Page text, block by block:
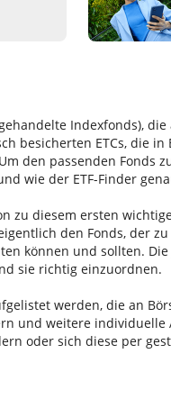
Indexfonds),
besicherten ETCs, die
den passenden Fonds
wie der ETF-Finder
zu diesem ersten
den Fonds, der
können und sollten.
sie richtig einzuordnen.
werden, die an
und weitere individuelle
oder sich diese per